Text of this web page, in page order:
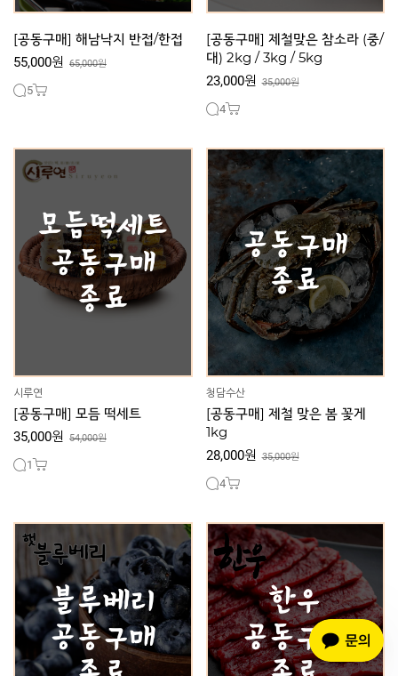
[공동구매] 해남낙지 반접/한접
55,000원 65,000원
5
[공동구매] 제철맞은 참소라 (중/
대) 2kg / 3kg / 5kg
23,000원 35,000원
4
시루연
[공동구매] 모듬 떡세트
35,000원 54,000원
1
청담수산
[공동구매] 제철 맞은 봄 꽃게
1kg
28,000원 35,000원
4